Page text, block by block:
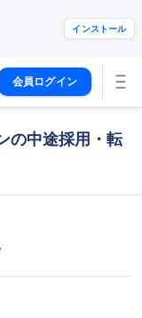
インストール
会員ログイン
の中途採用・転